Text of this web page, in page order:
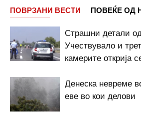
ПОВРЗАНИ ВЕСТИ ПОВЕЌЕ ОД
Страшни детали
Учествувало и
камерите открија
Денеска невреме
еве во кои делови